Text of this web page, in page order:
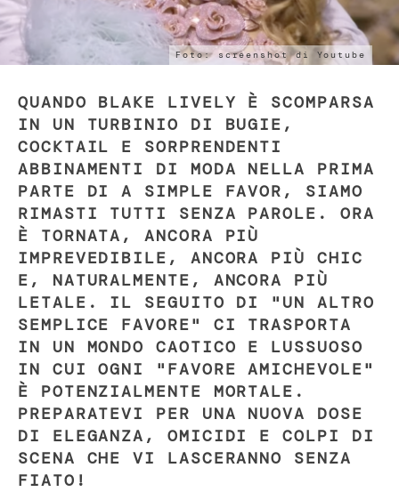
Foto: screenshot di Youtube
QUANDO BLAKE LIVELY È SCOMPARSA
IN UN TURBINIO DI BUGIE,
COCKTAIL E SORPRENDENTI
ABBINAMENTI DI MODA NELLA PRIMA
PARTE DI A SIMPLE FAVOR, SIAMO
RIMASTI TUTTI SENZA PAROLE. ORA
È TORNATA, ANCORA PIÙ
IMPREVEDIBILE, ANCORA PIÙ CHIC
E, NATURALMENTE, ANCORA PIÙ
LETALE. IL SEGUITO DI "UN ALTRO
SEMPLICE FAVORE" CI TRASPORTA
IN UN MONDO CAOTICO E LUSSUOSO
IN CUI OGNI "FAVORE AMICHEVOLE"
È POTENZIALMENTE MORTALE.
PREPARATEVI PER UNA NUOVA DOSE
DI ELEGANZA, OMICIDI E COLPI DI
SCENA CHE VI LASCERANNO SENZA
FIATO!